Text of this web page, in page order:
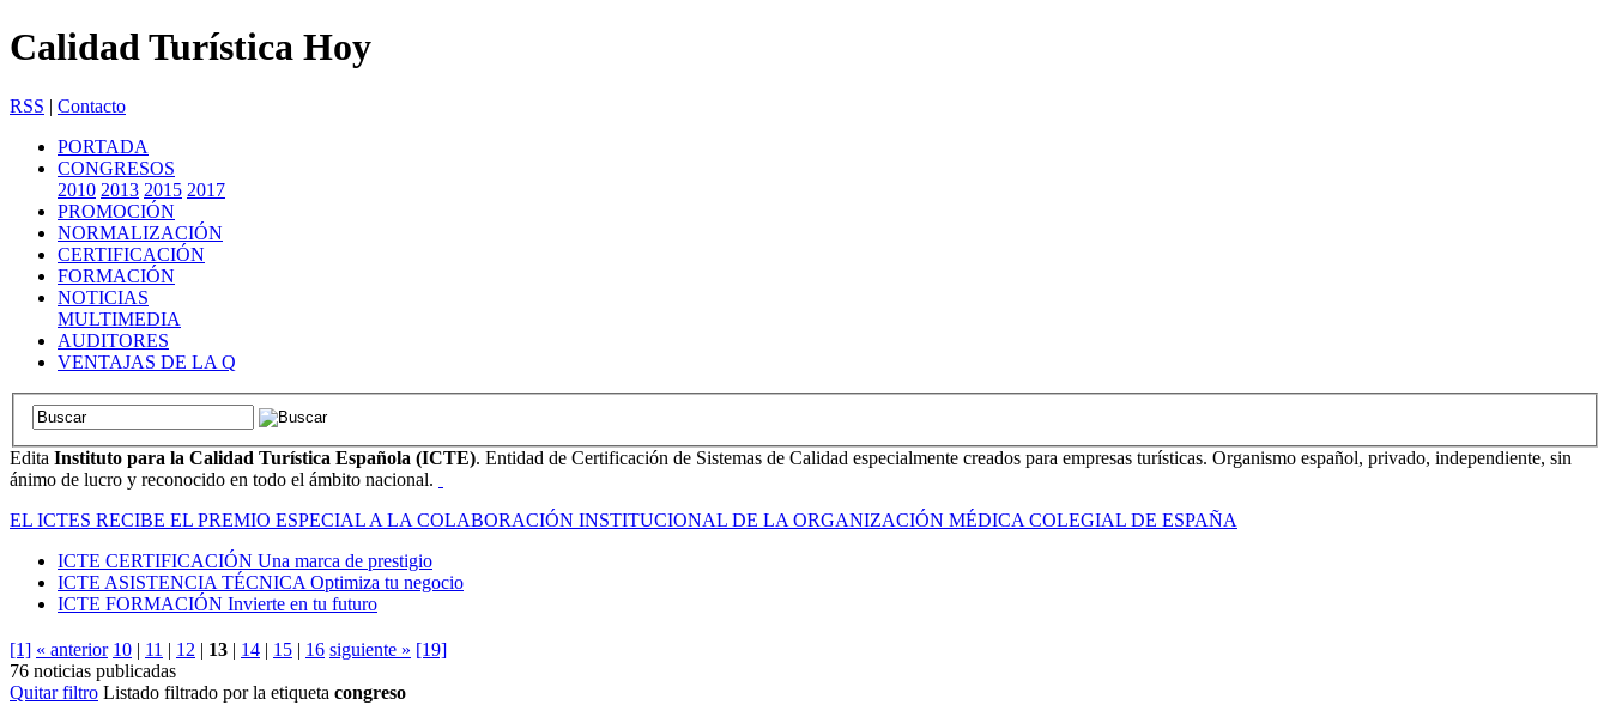
Calidad Turística Hoy
RSS | Contacto
PORTADA
CONGRESOS
2010 2013 2015 2017
PROMOCIÓN
NORMALIZACIÓN
CERTIFICACIÓN
FORMACIÓN
NOTICIAS
MULTIMEDIA
AUDITORES
VENTAJAS DE LA Q
Edita Instituto para la Calidad Turística Española (ICTE). Entidad de Certificación de Sistemas de Calidad especialmente creados para empresas turísticas. Organismo español, privado, independiente, sin
ánimo de lucro y reconocido en todo el ámbito nacional.
EL ICTES RECIBE EL PREMIO ESPECIAL A LA COLABORACIÓN INSTITUCIONAL DE LA ORGANIZACIÓN MÉDICA COLEGIAL DE ESPAÑA
ICTE CERTIFICACIÓN Una marca de prestigio
ICTE ASISTENCIA TÉCNICA Optimiza tu negocio
ICTE FORMACIÓN Invierte en tu futuro
[1] « anterior 10 | 11 | 12 | 13 | 14 | 15 | 16 siguiente » [19]
76 noticias publicadas
Quitar filtro Listado filtrado por la etiqueta congreso